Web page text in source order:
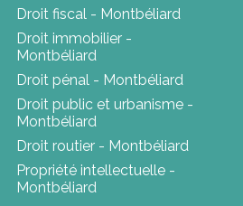
Droit fiscal - Montbéliard
Droit immobilier -
Montbéliard
Droit pénal - Montbéliard
Droit public et urbanisme -
Montbéliard
Droit routier - Montbéliard
Propriété intellectuelle -
Montbéliard